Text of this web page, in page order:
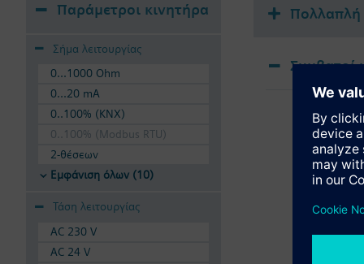
Οι διακόπτες MCVs
Επιπρόσθετα:
Ιδανικά
Χαμηλός θόρυβος
Δεν
Η υδραυλική
Αποφεύγεται
Κατάλληλα μέσα:
Οι βάνες μπορούν
Παράμετροι κινητήρα
Σήμα λειτουργίας
0...1000 Ohm
0...20 mA
0..100% (KNX)
0..100% (Modbus RTU)
2-θέσεων
Εμφάνιση όλων (10)
Τάση λειτουργίας
AC 230 V
AC 24 V
Πολλαπλή
Συμβατοί